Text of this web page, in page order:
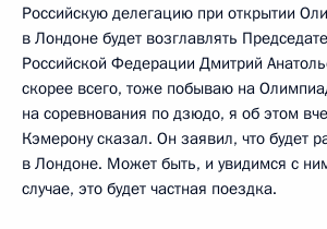
Российскую делегацию при открытии
в Лондоне будет возглавлять
Российской Федерации Дмитрий
скорее всего, тоже побываю на
на соревнования по дзюдо, я об этом
Кэмерону сказал. Он заявил, что будет
в Лондоне. Может быть, и увидимся с
случае, это будет частная поездка.